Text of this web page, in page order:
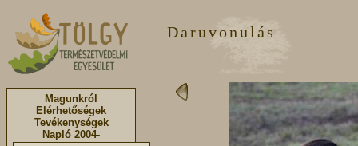
Magunkról
Elérhetőségek
Tevékenységek
Napló 2004-
Daruvonulás